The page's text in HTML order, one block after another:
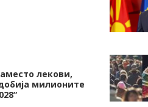
лекови,
милионите